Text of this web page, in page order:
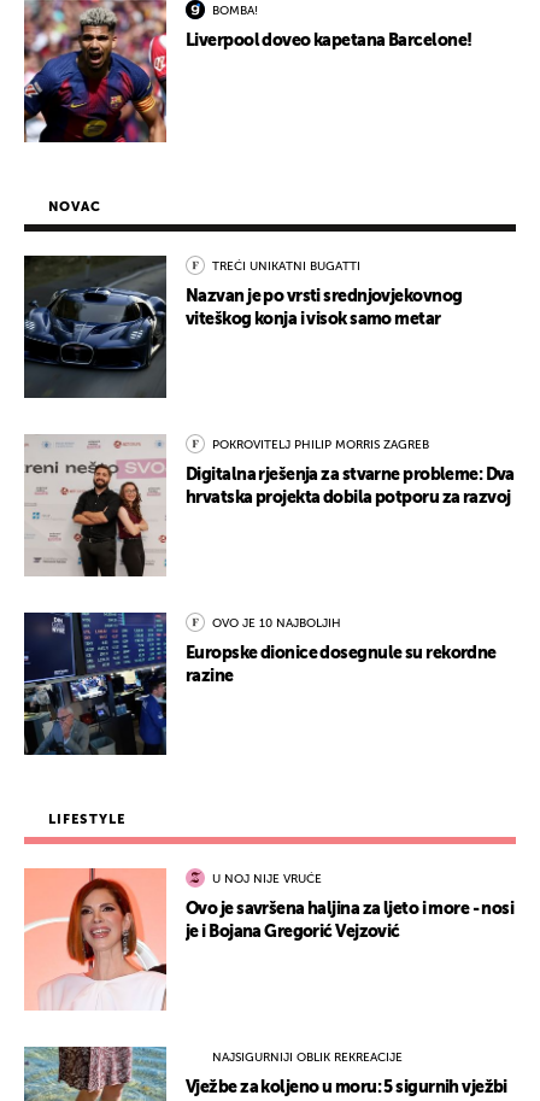
BOMBA!
Liverpool doveo kapetana Barcelone!
NOVAC
TREĆI UNIKATNI BUGATTI
Nazvan je po vrsti srednjovjekovnog
viteškog konja i visok samo metar
POKROVITELJ PHILIP MORRIS ZAGREB
Digitalna rješenja za stvarne probleme: Dva
hrvatska projekta dobila potporu za razvoj
OVO JE 10 NAJBOLJIH
Europske dionice dosegnule su rekordne
razine
LIFESTYLE
U NOJ NIJE VRUĆE
Ovo je savršena haljina za ljeto i more - nosi
je i Bojana Gregorić Vejzović
NAJSIGURNIJI OBLIK REKREACIJE
Vježbe za koljeno u moru: 5 sigurnih vježbi